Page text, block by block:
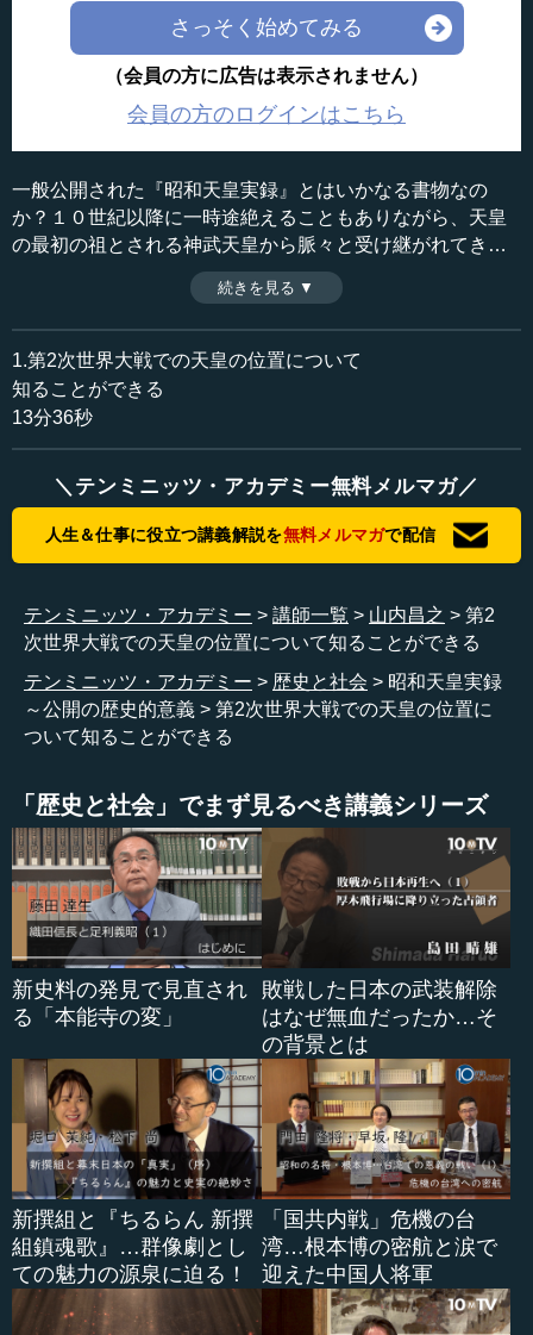
さっそく始めてみる
（会員の方に広告は表示されません）
会員の方のログインはこちら
一般公開された『昭和天皇実録』とはいかなる書物なの
か？１０世紀以降に一時途絶えることもありながら、天皇
の最初の祖とされる神武天皇から脈々と受け継がれてきた
この国史は、昭和天皇の生涯だけでなく、激動の時代「昭
和史」を知る貴重な書となろう、と歴史学者・山内昌之氏
は期待を膨らませている。
収録日：2014年9月3日
追加日：2014年9月13日
カテゴリー：
歴史・民族
≪全文≫
●激動の時代における昭和天皇の事績『昭和天皇実
録』
皆さん、今日は『昭和天皇実録』についてお話したいと
思います。
平成２６年８月２１日午後、宮内庁、そして宮内庁書陵
部により、天皇皇后両陛下に対して『昭和天皇実録』を奉
呈したことが発表されました。この書物の内容について
す。
『昭和天皇実録』は、さまざまな公式の資料、あるいは
個人の回顧録やメモなどに基づいて、昭和天皇のご一代の
事績を中心に、日本の歴史を年代記としてまとめた書物で
あると聞いています。
この書物は、確かに昭和天皇を中心にして書かれていま
すが、皇室全般だけではなくて、昭和天皇の在世された昭
和の御代につきまして、激動の時代、すなわち、第２次世
界大戦の前と後、こうした時代の政治や社会、外交につき
ましても、昭和天皇との関わりを中心に記述したものであ
ります。
●『六国史』から『明治天皇紀』まで～国史として貴
重な天皇紀
この書物は、史料的な性格を併せ持つ編修ものでありま
続きを見る ▼
1.第2次世界大戦での天皇の位置について
知ることができる
13分36秒
＼テンミニッツ・アカデミー無料メルマガ／
人生＆仕事に役立つ講義解説を無料メルマガで配信
テンミニッツ・アカデミー 講師一覧 山内昌之
第2
次世界大戦での天皇の位置について知ることができる
テンミニッツ・アカデミー
歴史と社会
昭和天皇実録
～公開の歴史的意義
第2次世界大戦での天皇の位置に
ついて知ることができる
「歴史と社会」でまず見るべき講義シリーズ
新史料の発見で見直され
る「本能寺の変」
敗戦した日本の武装解除
はなぜ無血だったか…そ
の背景とは
新撰組と『ちるらん 新撰
組鎮魂歌』…群像劇とし
ての魅力の源泉に迫る！
「国共内戦」危機の台
湾…根本博の密航と涙で
迎えた中国人将軍